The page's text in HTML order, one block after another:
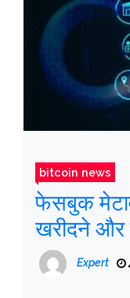
bitcoin news
फेसबुक
खरीदने और
Expert